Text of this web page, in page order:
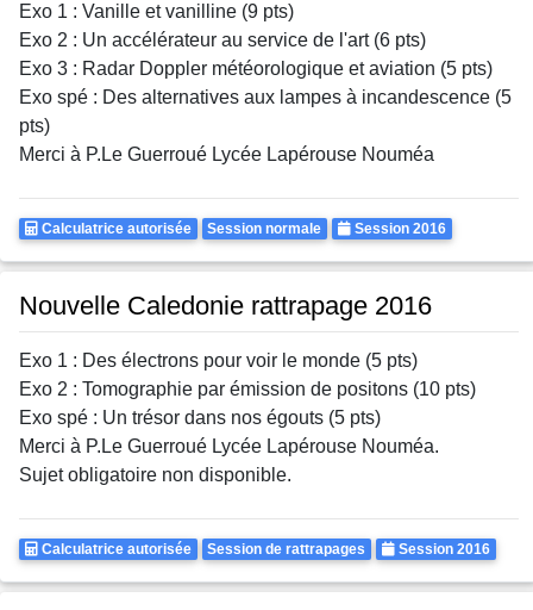
Exo 1 : Vanille et vanilline (9 pts)
Exo 2 : Un accélérateur au service de l'art (6 pts)
Exo 3 : Radar Doppler météorologique et aviation (5 pts)
Exo spé : Des alternatives aux lampes à incandescence (5
pts)
Merci à P.Le Guerroué Lycée Lapérouse Nouméa
Calculatrice
Calculatrice autorisée Rattrapages
Session normale Annee
Session 2016
Nouvelle Caledonie rattrapage 2016
Exo 1 : Des électrons pour voir le monde (5 pts)
Exo 2 : Tomographie par émission de positons (10 pts)
Exo spé : Un trésor dans nos égouts (5 pts)
Merci à P.Le Guerroué Lycée Lapérouse Nouméa.
Sujet obligatoire non disponible.
Calculatrice
Calculatrice autorisée Rattrapages
Session de rattrapages Annee
Session 2016